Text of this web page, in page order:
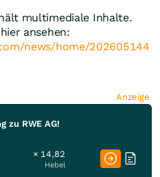
multimediale Inhalte.
ansehen:
news/home/202605144
Anzeige
zu RWE AG!
× 14,82
Hebel